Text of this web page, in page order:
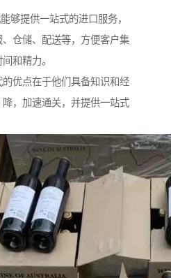
够提供一站式的进口服务，
仓储、配送等，方便客户集
和精力。
优点在于他们具备知识和经
，加速通关，并提供一站式